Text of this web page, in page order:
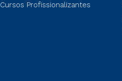
Cursos Profissionalizantes